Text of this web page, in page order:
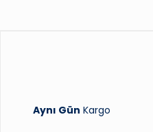
Aynı Gün Kargo